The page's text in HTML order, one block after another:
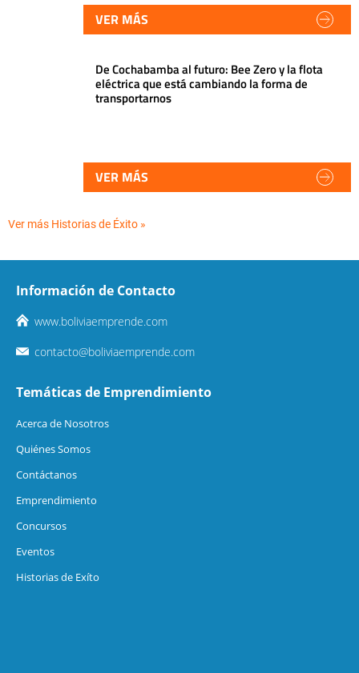
VER MÁS
De Cochabamba al futuro: Bee Zero y la flota
eléctrica que está cambiando la forma de
transportarnos
VER MÁS
Ver más Historias de Éxito »
Información de Contacto
www.boliviaemprende.com
contacto@boliviaemprende.com
Temáticas de Emprendimiento
Acerca de Nosotros
Quiénes Somos
Contáctanos
Emprendimiento
Concursos
Eventos
Historias de Exíto